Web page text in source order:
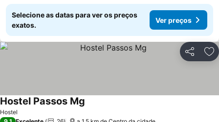
Selecione as datas para ver os preços
exatos.
Ver preços
Partilhar
Hostel
Hostel Passos Mg